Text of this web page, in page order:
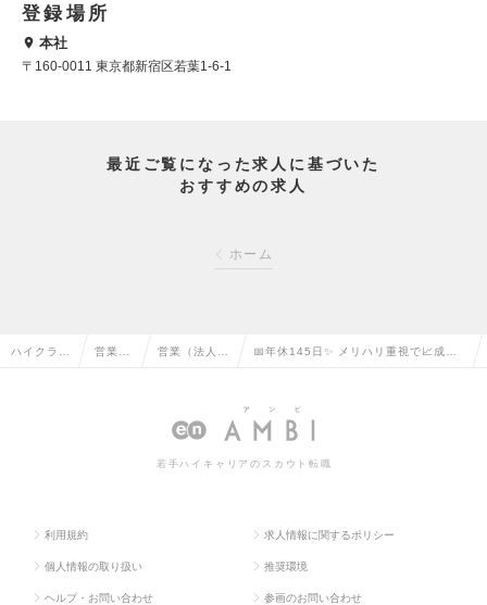
登録場所
本社
〒160-0011 東京都新宿区若葉1-6-1
最近ご覧になった求人に基づいた
おすすめの求人
ホーム
ハイクラス 営業系 営業（法人向 📅年休145日✨ メリハリ重視で📈成長
若手ハイキャリアのスカウト転職
利用規約 求人情報に関するポリシー
個人情報の取り扱い 推奨環境
ヘルプ・お問い合わせ 参画のお問い合わせ